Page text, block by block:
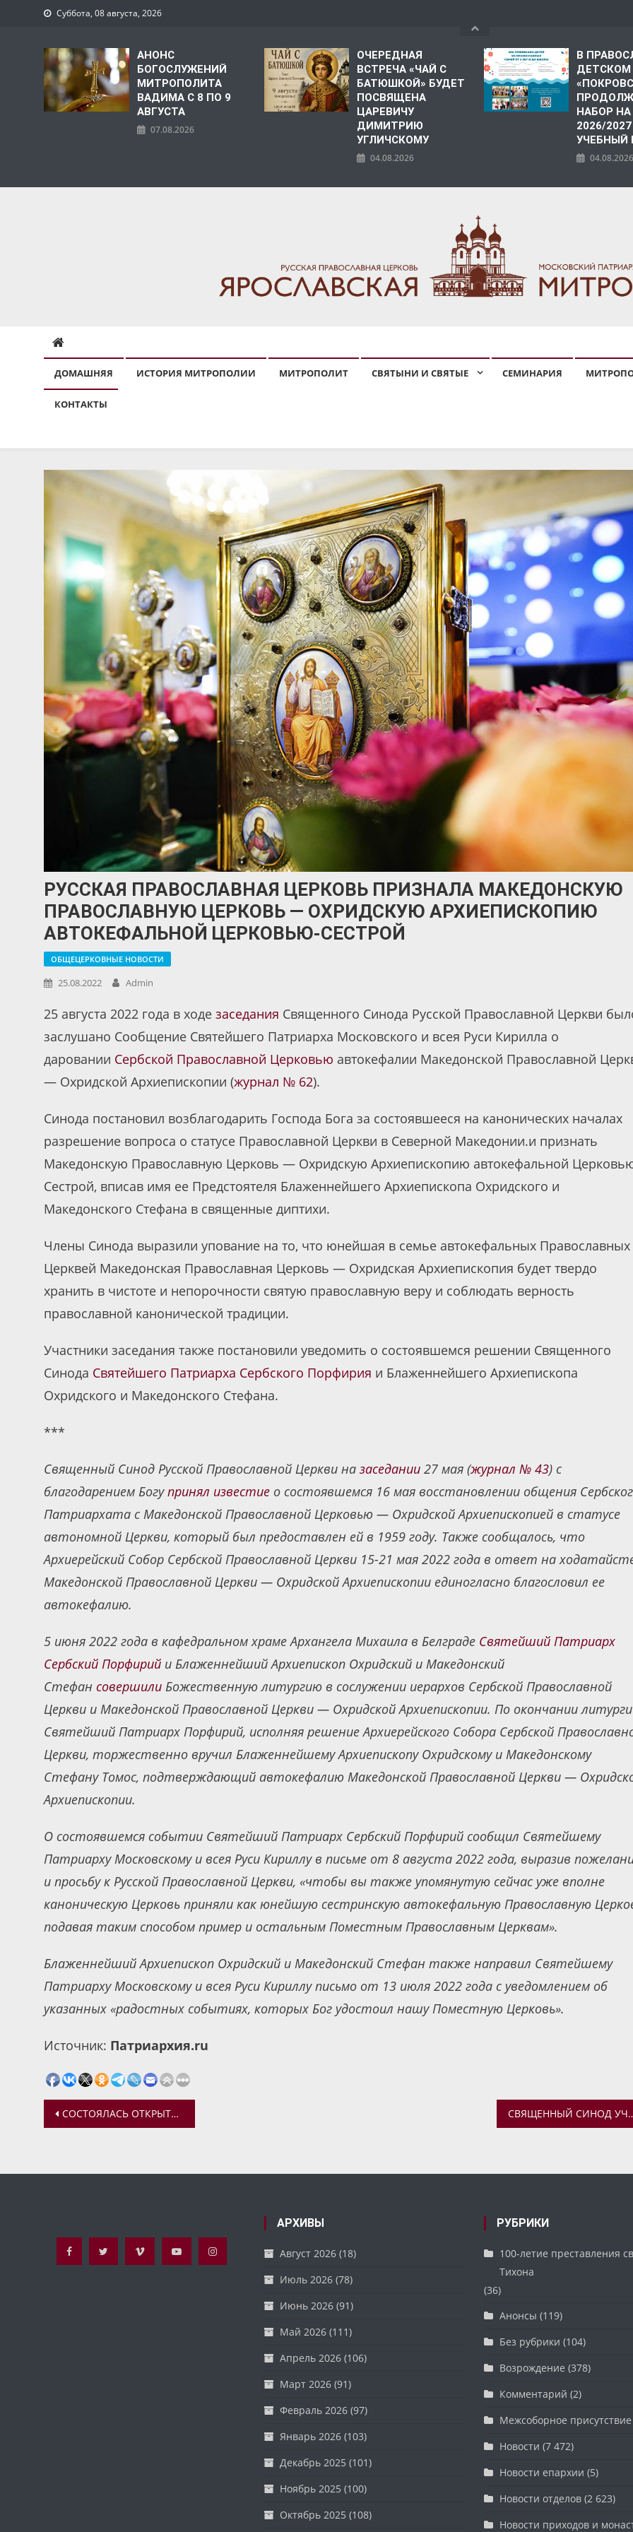
Суббота, 08 августа, 2026
АНОНС
БОГОСЛУЖЕНИЙ
МИТРОПОЛИТА
ВАДИМА С 8 ПО 9
АВГУСТА
07.08.2026
ОЧЕРЕДНАЯ
ВСТРЕЧА «ЧАЙ С
БАТЮШКОЙ» БУДЕТ
ПОСВЯЩЕНА
ЦАРЕВИЧУ
ДИМИТРИЮ
УГЛИЧСКОМУ
04.08.2026
В
ДЕТСКОМ
НАБОР
2026/2027
УЧЕБНЫЙ
04.08.2026
ДОМАШНЯЯ ИСТОРИЯ МИТРОПОЛИИ МИТРОПОЛИТ СВЯТЫНИ И СВЯТЫЕ СЕМИНАРИЯ
КОНТАКТЫ
РУССКАЯ ПРАВОСЛАВНАЯ ЦЕРКОВЬ ПРИЗНАЛА МАКЕДОНСКУЮ
ПРАВОСЛАВНУЮ ЦЕРКОВЬ — ОХРИДСКУЮ АРХИЕПИСКОПИЮ
АВТОКЕФАЛЬНОЙ ЦЕРКОВЬЮ-СЕСТРОЙ
ОБЩЕЦЕРКОВНЫЕ НОВОСТИ
25.08.2022 Admin
25 августа 2022 года в ходе заседания Священного Синода Русской Православной Церкви
заслушано Сообщение Святейшего Патриарха Московского и всея Руси Кирилла о
даровании Сербской Православной Церковью автокефалии Македонской Православной
— Охридской Архиепископии (журнал № 62).
Синода постановил возблагодарить Господа Бога за состоявшееся на канонических началах
разрешение вопроса о статусе Православной Церкви в Северной Македонии.и признать
Македонскую Православную Церковь — Охридскую Архиепископию автокефальной
Сестрой, вписав имя ее Предстоятеля Блаженнейшего Архиепископа Охридского и
Македонского Стефана в священные диптихи.
Члены Синода выразили упование на то, что юнейшая в семье автокефальных Православных
Церквей Македонская Православная Церковь — Охридская Архиепископия будет твердо
хранить в чистоте и непорочности святую православную веру и соблюдать верность
православной канонической традиции.
Участники заседания также постановили уведомить о состоявшемся решении Священного
Синода Святейшего Патриарха Сербского Порфирия и Блаженнейшего Архиепископа
Охридского и Македонского Стефана.
***
Священный Синод Русской Православной Церкви на заседании 27 мая (журнал № 43) с
благодарением Богупринял известие о состоявшемся 16 мая восстановлении общения
Патриархата с Македонской Православной Церковью — Охридской Архиепископией в статусе
автономной Церкви, который был предоставлен ей в 1959 году. Также сообщалось, что
Архиерейский Собор Сербской Православной Церкви 15-21 мая 2022 года в ответ на
Македонской Православной Церкви — Охридской Архиепископии единогласно благословил ее
автокефалию.
5 июня 2022 года в кафедральном храме Архангела Михаила в Белграде Святейший Патриарх
Сербский Порфирий и Блаженнейший Архиепископ Охридский и Македонский
Стефан совершили Божественную литургию в сослужении иерархов Сербской Православной
Церкви и Македонской Православной Церкви — Охридской Архиепископии. По окончании
Святейший Патриарх Порфирий, исполняя решение Архиерейского Собора Сербской
Церкви, торжественно вручил Блаженнейшему Архиепископу Охридскому и Македонскому
Стефану Томос, подтверждающий автокефалию Македонской Православной Церкви —
Архиепископии.
О состоявшемся событии Святейший Патриарх Сербский Порфирий сообщил Святейшему
Патриарху Московскому и всея Руси Кириллу в письме от 8 августа 2022 года, выразив
и просьбу к Русской Православной Церкви, «чтобы вы также упомянутую сейчас уже вполне
каноническую Церковь приняли как юнейшую сестринскую автокефальную Православную
подавая таким способом пример и остальным Поместным Православным Церквам».
Блаженнейший Архиепископ Охридский и Македонский Стефан также направил Святейшему
Патриарху Московскому и всея Руси Кириллу письмо от 13 июля 2022 года с уведомлением об
указанных «радостных событиях, которых Бог удостоил нашу Поместную Церковь».
Источник: Патриархия.ru
Навигация
записям
СОСТОЯЛАСЬ ОТКРЫТАЯ ЛЕКЦИЯ ОБ ИКОНОГРАФИИ УСПЕНИЯ БОЖИЕЙ МАТЕРИ СВЯЩЕННЫЙ СИНОД УЧРЕДИЛ МЕЖВЕДОМСТВЕННУЮ РАБОЧУЮ
АРХИВЫ
Август 2026(18)
Июль 2026(78)
Июнь 2026(91)
Май 2026(111)
Апрель 2026(106)
Март 2026(91)
Февраль 2026(97)
Январь 2026(103)
Декабрь 2025 (101)
Ноябрь 2025 (100)
Октябрь 2025 (108)
РУБРИКИ
100-летие преставления
Тихона
(36)
Анонсы (119)
Без рубрики (104)
Возрождение (378)
Комментарий (2)
Межсоборное присутствие
Новости (7 472)
Новости епархии (5)
Новости отделов(2 623)
Новости приходов и